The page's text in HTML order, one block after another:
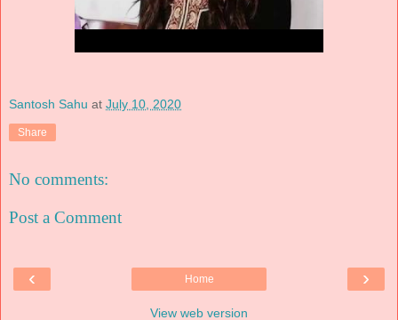
Santosh Sahu at July 10, 2020
Share
No comments:
Post a Comment
‹ ›
Home
View web version